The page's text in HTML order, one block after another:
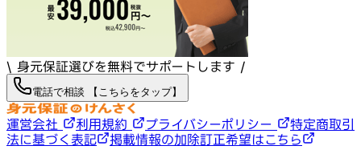
\ 身元保証選びを無料でサポートします /
電話で相談 【こちらをタップ】
運営会社 利用規約 プライバシーポリシー
特定商取引
法に基づく表記
掲載情報の加除訂正希望はこちら